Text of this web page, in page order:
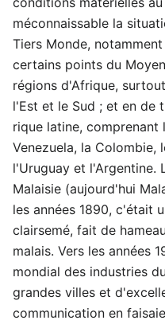
méconnaissable la
Tiers Monde,
certains points du
régions d'Afrique,
l'Est et le Sud ; et en de
rique latine, comprenant
Venezuela, la Colombie,
l'Uruguay et l'Argentine.
Malaisie (aujourd'hui
les années 1890, c'était
clairsemé, fait de
malais. Vers les années
mondial des industries
grandes villes et
communication en